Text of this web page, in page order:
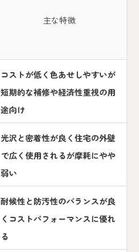
主な特徴
コストが低く色あせしやすいが
短期的な補修や経済性重視の用
途向け
光沢と密着性が良く住宅の外壁
で広く使用されるが摩耗にやや
弱い
耐候性と防汚性のバランスが良
くコストパフォーマンスに優れ
る